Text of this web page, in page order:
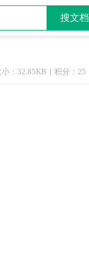
搜文档
小：32.85KB 积分：25